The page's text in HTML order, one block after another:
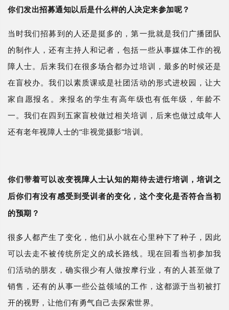
你们发出招募通知以后是什么样的人决定来参加呢？
当时我们招募到的人还是挺多的，第一批就是我们广播团队
的制作人，还有主持人和记者，包括一些从事媒体工作的视
障人士。后来我们在很多场合都办过培训，最多的时候还是
在盲校办。我们以素质课或是社团活动的形式进校园，让大
家自愿报名。来报名的学生有高年级也有低年级，年龄不
一。我们在四到五家盲校做过相关培训，后来也做过成年人
还有老年视障人士的“非视觉摄影”培训。
你们带着可以改变视障人士认知的期待去进行培训，培训之
后你们有没有感受到受训者的变化，这个变化是否符合当初
的预期？
很多人都产生了变化，他们从小就在心里种下了种子，因此
可以去走不被传统所定义的成长路线。现在回看当初参加我
们活动的朋友，确实很少有人做按摩行业，有的人甚至做了
销售，还有的从事一些公益领域的工作，这都源于当初被打
开的视野，让他们有勇气自己去探索世界。